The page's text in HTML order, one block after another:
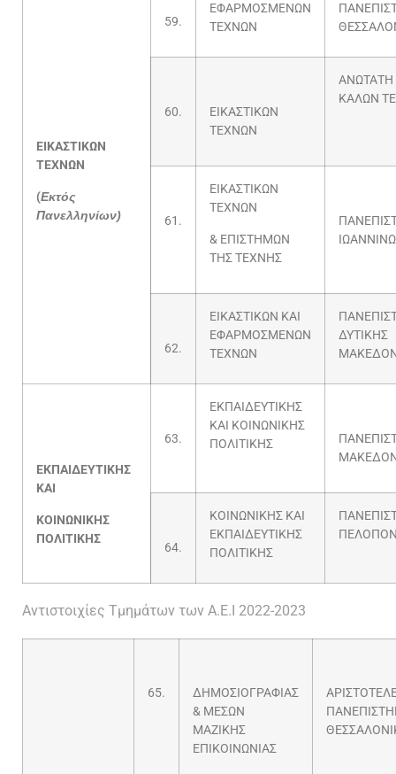
ΕΙΚΑΣΤΙΚΩΝ
ΤΕΧΝΩΝ
(Εκτός
Πανελληνίων)
59.
ΕΦΑΡΜΟΣΜΕΝΩΝ
ΤΕΧΝΩΝ
60.
ΕΙΚΑΣΤΙΚΩΝ
ΤΕΧΝΩΝ
ΚΑΛΩΝ
61.
ΕΙΚΑΣΤΙΚΩΝ
ΤΕΧΝΩΝ
& ΕΠΙΣΤΗΜΩΝ
ΤΗΣ ΤΕΧΝΗΣ
62.
ΕΙΚΑΣΤΙΚΩΝ ΚΑΙ
ΕΦΑΡΜΟΣΜΕΝΩΝ
ΤΕΧΝΩΝ
ΔΥΤΙΚΗΣ
ΕΚΠΑΙΔΕΥΤΙΚΗΣ
ΚΑΙ
ΚΟΙΝΩΝΙΚΗΣ
ΠΟΛΙΤΙΚΗΣ
63.
ΕΚΠΑΙΔΕΥΤΙΚΗΣ
ΚΑΙ ΚΟΙΝΩΝΙΚΗΣ
ΠΟΛΙΤΙΚΗΣ
64.
ΚΟΙΝΩΝΙΚΗΣ ΚΑΙ
ΕΚΠΑΙΔΕΥΤΙΚΗΣ
ΠΟΛΙΤΙΚΗΣ
Αντιστοιχίες Τμημάτων των Α.Ε.Ι 2022-2023
65.
ΔΗΜΟΣΙΟΓΡΑΦΙΑΣ
& ΜΕΣΩΝ
ΜΑΖΙΚΗΣ
ΕΠΙΚΟΙΝΩΝΙΑΣ